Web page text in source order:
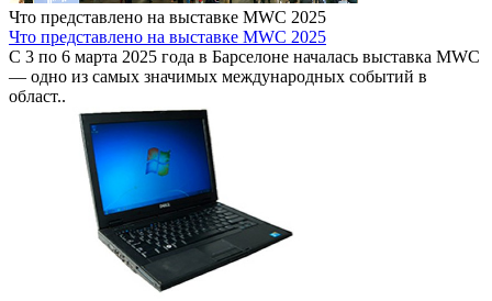
Что представлено на выставке MWC 2025
Что представлено на выставке MWC 2025
С 3 по 6 марта 2025 года в Барселоне началась выставка MWC
— одно из самых значимых международных событий в
област..